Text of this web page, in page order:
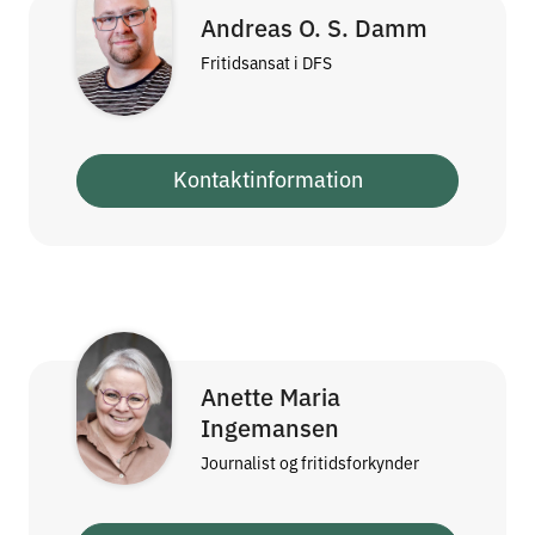
Andreas O. S. Damm
Fritidsansat i DFS
Kontaktinformation
Anette Maria
Ingemansen
Journalist og fritidsforkynder